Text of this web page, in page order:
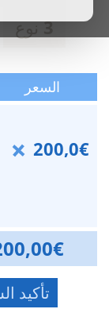
3 نوع
السعر
200,0€
€
تأكيد